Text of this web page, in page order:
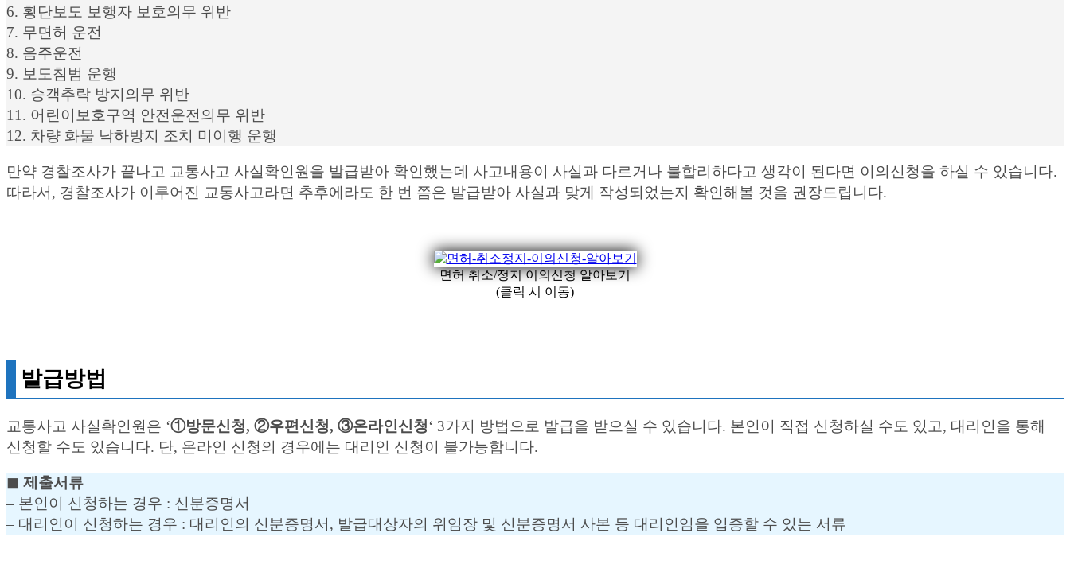
6. 횡단보도 보행자 보호의무 위반
7. 무면허 운전
8. 음주운전
9. 보도침범 운행
10. 승객추락 방지의무 위반
11. 어린이보호구역 안전운전의무 위반
12. 차량 화물 낙하방지 조치 미이행 운행
만약 경찰조사가 끝나고 교통사고 사실확인원을 발급받아 확인했는데 사고내용이 사실과 다르거나 불합리하다고 생각이 된다면 이의신청을 하실 수 있습니다.
따라서, 경찰조사가 이루어진 교통사고라면 추후에라도 한 번 쯤은 발급받아 사실과 맞게 작성되었는지 확인해볼 것을 권장드립니다.
면허 취소/정지 이의신청 알아보기
(클릭 시 이동)
발급방법
교통사고 사실확인원은 ‘①방문신청, ②우편신청, ③온라인신청‘ 3가지 방법으로 발급을 받으실 수 있습니다. 본인이 직접 신청하실 수도 있고, 대리인을 통해
신청할 수도 있습니다. 단, 온라인 신청의 경우에는 대리인 신청이 불가능합니다.
◼︎ 제출서류
– 본인이 신청하는 경우 : 신분증명서
– 대리인이 신청하는 경우 : 대리인의 신분증명서, 발급대상자의 위임장 및 신분증명서 사본 등 대리인임을 입증할 수 있는 서류